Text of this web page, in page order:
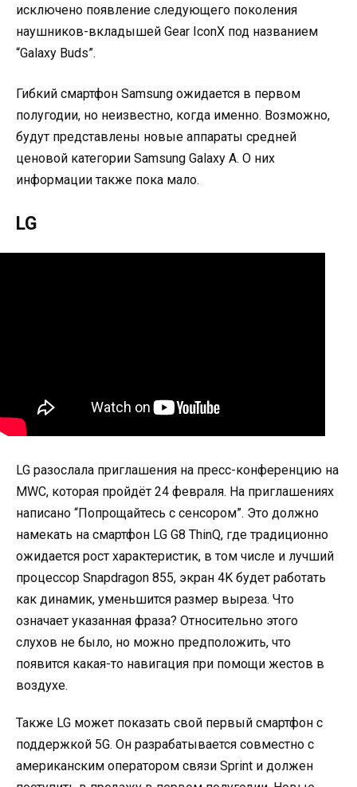
исключено появление следующего поколения
наушников-вкладышей Gear IconX под названием
“Galaxy Buds”.
Гибкий смартфон Samsung ожидается в первом
полугодии, но неизвестно, когда именно. Возможно,
будут представлены новые аппараты средней
ценовой категории Samsung Galaxy A. О них
информации также пока мало.
LG
LG разослала приглашения на пресс-конференцию на
MWC, которая пройдёт 24 февраля. На приглашениях
написано “Попрощайтесь с сенсором”. Это должно
намекать на смартфон LG G8 ThinQ, где традиционно
ожидается рост характеристик, в том числе и лучший
процессор Snapdragon 855, экран 4K будет работать
как динамик, уменьшится размер выреза. Что
означает указанная фраза? Относительно этого
слухов не было, но можно предположить, что
появится какая-то навигация при помощи жестов в
воздухе.
Также LG может показать свой первый смартфон с
поддержкой 5G. Он разрабатывается совместно с
американским оператором связи Sprint и должен